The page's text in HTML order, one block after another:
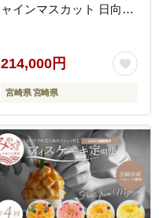
ャインマスカット 日向夏
A-2コース M120＞
214,000円
宮崎県 宮崎県